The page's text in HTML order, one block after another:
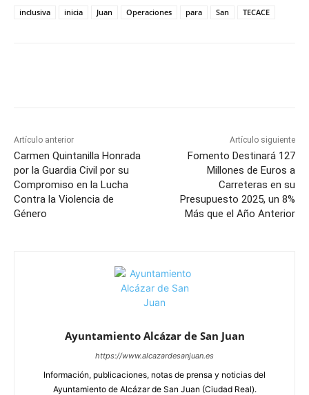
inclusiva inicia Juan Operaciones para San TECACE
Artículo anterior
Carmen Quintanilla Honrada
por la Guardia Civil por su
Compromiso en la Lucha
Contra la Violencia de
Género
Artículo siguiente
Fomento Destinará 127
Millones de Euros a
Carreteras en su
Presupuesto 2025, un 8%
Más que el Año Anterior
Ayuntamiento Alcázar de San Juan
https://www.alcazardesanjuan.es
Información, publicaciones, notas de prensa y noticias del
Ayuntamiento de Alcázar de San Juan (Ciudad Real).